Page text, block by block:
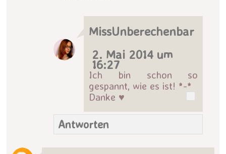
MissUnberechenbar
2. Mai 2014 um
16:27
Ich bin schon so
gespannt, wie es ist! *-*
Danke ♥
Antworten